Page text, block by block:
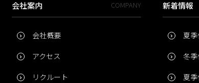
会社案内 COMPANY
会社概要
アクセス
リクルート
新着情報
夏
冬
夏